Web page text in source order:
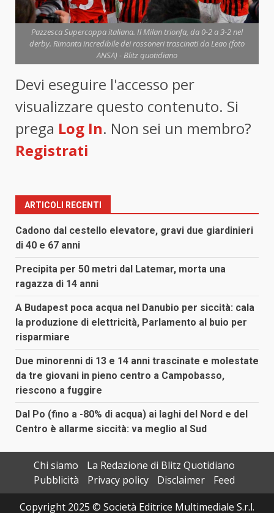
Pazzesca Supercoppa italiana. Il Milan trionfa, da 0-2 a 3-2 nel
derby. Rimonta incredibile dei rossoneri trascinati da Leao (foto
ANSA) - Blitz quotidiano
Devi eseguire l'accesso per
visualizzare questo contenuto. Si
prega Log In. Non sei un membro?
Registrati
ARTICOLI RECENTI
Cadono dal cestello elevatore, gravi due giardinieri
di 40 e 67 anni
Precipita per 50 metri dal Latemar, morta una
ragazza di 14 anni
A Budapest poca acqua nel Danubio per siccità: cala
la produzione di elettricità, Parlamento al buio per
risparmiare
Due minorenni di 13 e 14 anni trascinate e molestate
da tre giovani in pieno centro a Campobasso,
riescono a fuggire
Dal Po (fino a -80% di acqua) ai laghi del Nord e del
Centro è allarme siccità: va meglio al Sud
Chi siamo
La Redazione di Blitz Quotidiano
Pubblicità
Privacy policy Disclaimer
Feed
Copyright 2025 © Società Editrice Multimediale S.r.l.